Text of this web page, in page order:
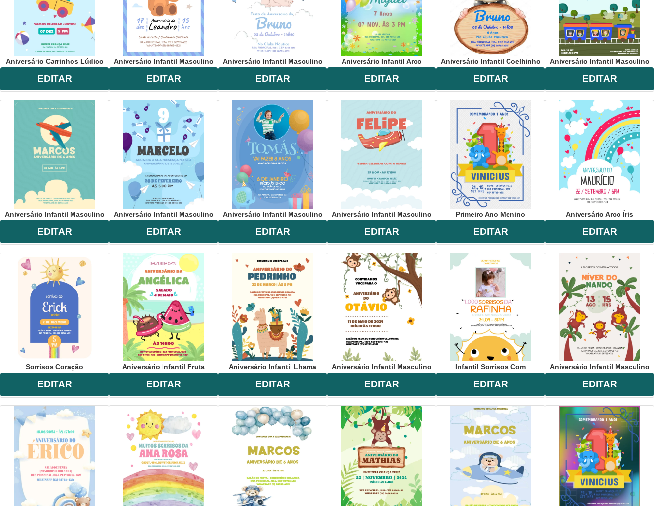
Aniversário Carrinhos Lúdico
EDITAR
Aniversário Infantil Masculino
EDITAR
Aniversário Infantil Masculino
EDITAR
Aniversário Infantil Arco
EDITAR
Aniversário Infantil Coelhinho
EDITAR
Aniversário Infantil Masculino
EDITAR
Aniversário Infantil Masculino
EDITAR
Aniversário Infantil Masculino
EDITAR
Aniversário Infantil Masculino
EDITAR
Aniversário Infantil Masculino
EDITAR
Primeiro Ano Menino
EDITAR
Aniversário Arco Íris
EDITAR
Sorrisos Coração
EDITAR
Aniversário Infantil Fruta
EDITAR
Aniversário Infantil Lhama
EDITAR
Aniversário Infantil Masculino
EDITAR
Infantil Sorrisos Com
EDITAR
Aniversário Infantil Masculino
EDITAR